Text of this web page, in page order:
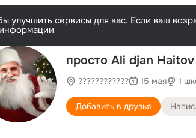
улучшить сервисы для вас. Если ваш
просто Ali djan Haitov
???????????? 15 мая 1
Добавить в друзья